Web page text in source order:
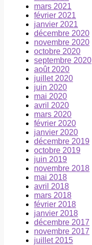
mars 2021
février 2021
janvier 2021
décembre 2020
novembre 2020
octobre 2020
septembre 2020
août 2020
juillet 2020
juin 2020
mai 2020
avril 2020
mars 2020
février 2020
janvier 2020
décembre 2019
octobre 2019
juin 2019
novembre 2018
mai 2018
avril 2018
mars 2018
février 2018
janvier 2018
décembre 2017
novembre 2017
juillet 2015